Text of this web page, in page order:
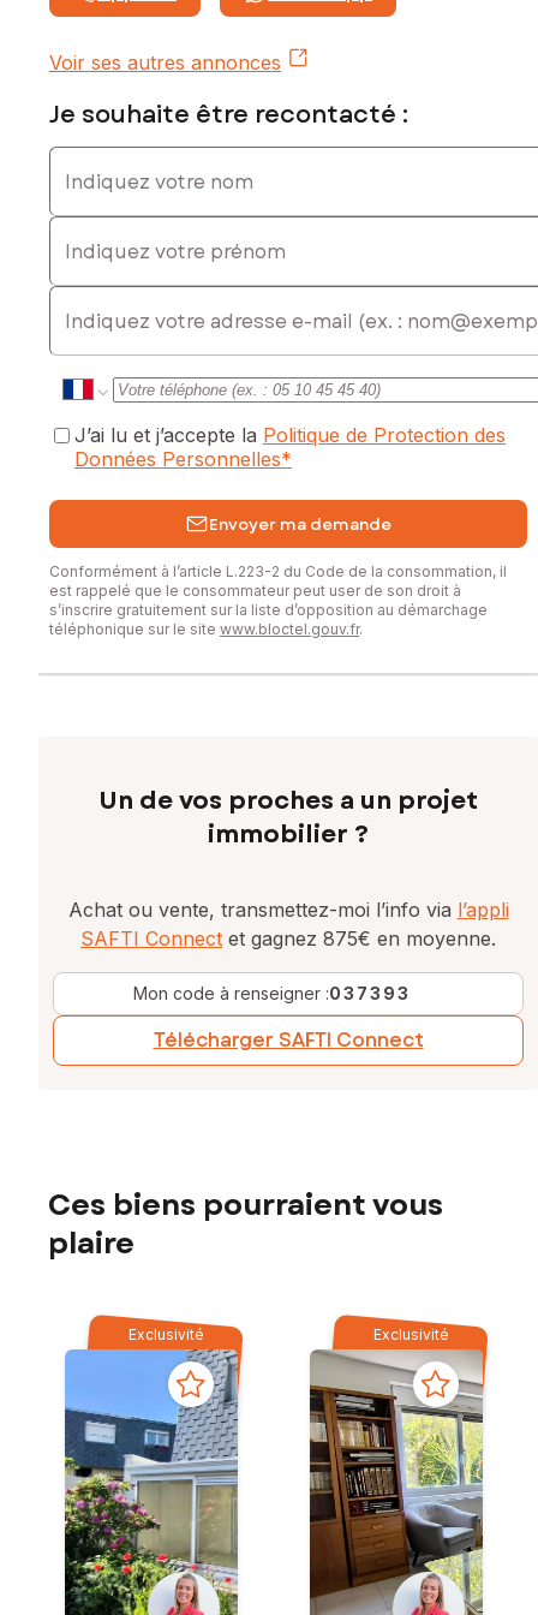
Voir ses autres annonces
Je souhaite être recontacté :
Indiquez votre nom
Indiquez votre prénom
E-mail
J’ai lu et j’accepte la Politique de Protection des
Données Personnelles*
Envoyer ma demande
Conformément à l’article L.223-2 du Code de la consommation, il
est rappelé que le consommateur peut user de son droit à
s’inscrire gratuitement sur la liste d’opposition au démarchage
téléphonique sur le site www.bloctel.gouv.fr.
Un de vos proches a un projet
immobilier ?
Achat ou vente, transmettez-moi l’info via l’appli
SAFTI Connect et gagnez 875€ en moyenne.
Mon code à renseigner :037393
Télécharger SAFTI Connect
Ces biens pourraient vous
plaire
Exclusivité Exclusivité